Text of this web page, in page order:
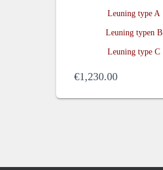
Leuning type A
Leuning typen B
Leuning type C
€1,230.00